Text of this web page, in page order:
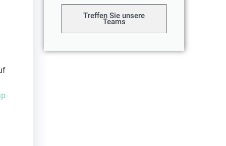
Treffen Sie unsere
Teams